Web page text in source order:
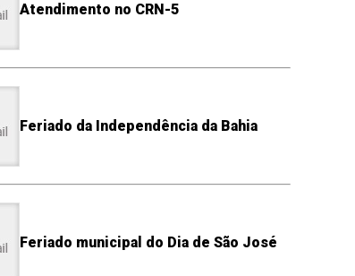
Atendimento no CRN-5
Feriado da Independência da Bahia
Feriado municipal do Dia de São José